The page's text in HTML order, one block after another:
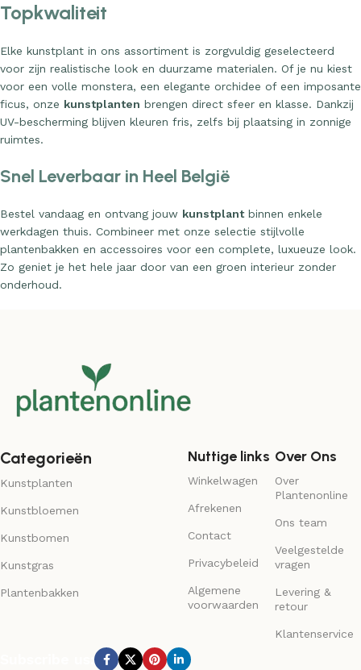
Topkwaliteit
Elke kunstplant in ons assortiment is zorgvuldig geselecteerd
voor zijn realistische look en duurzame materialen. Of je nu kiest
voor een volle monstera, een elegante orchidee of een imposante
ficus, onze kunstplanten brengen direct sfeer en klasse. Dankzij
UV-bescherming blijven kleuren fris, zelfs bij plaatsing in zonnige
ruimtes.
Snel Leverbaar in Heel België
Bestel vandaag en ontvang jouw kunstplantbinnen enkele
werkdagen thuis. Combineer met onze selectie stijlvolle
plantenbakken en accessoires voor een complete, luxueuze look.
Zo geniet je het hele jaar door van een groen interieur zonder
onderhoud.
Categorieën
Kunstplanten
Kunstbloemen
Kunstbomen
Kunstgras
Plantenbakken
Nuttige links
Winkelwagen
Afrekenen
Contact
Privacybeleid
Algemene
voorwaarden
Over Ons
Over
Plantenonline
Ons team
Veelgestelde
vragen
Levering &
retour
Klantenservice